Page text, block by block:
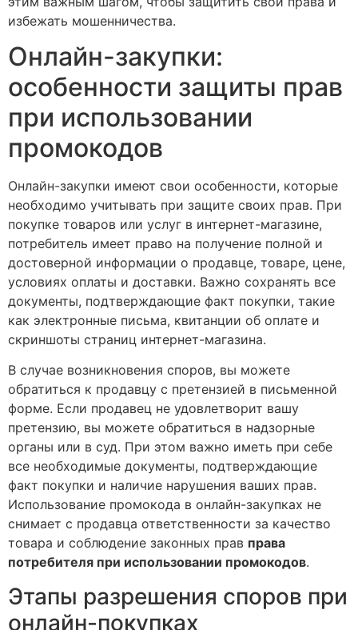
избежать мошенничества.
Онлайн-закупки:
особенности защиты прав
при использовании
промокодов
Онлайн-закупки имеют свои особенности, которые
необходимо учитывать при защите своих прав. При
покупке товаров или услуг в интернет-магазине,
потребитель имеет право на получение полной и
достоверной информации о продавце, товаре, цене,
условиях оплаты и доставки. Важно сохранять все
документы, подтверждающие факт покупки, такие
как электронные письма, квитанции об оплате и
скриншоты страниц интернет-магазина.
В случае возникновения споров, вы можете
обратиться к продавцу с претензией в письменной
форме. Если продавец не удовлетворит вашу
претензию, вы можете обратиться в надзорные
органы или в суд. При этом важно иметь при себе
все необходимые документы, подтверждающие
факт покупки и наличие нарушения ваших прав.
Использование промокода в онлайн-закупках не
снимает с продавца ответственности за качество
товара и соблюдение законных прав права
потребителя при использовании промокодов.
Этапы разрешения споров при
онлайн-покупках